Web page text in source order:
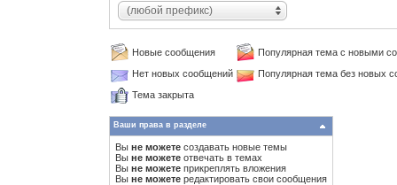
(любой префикс)
Новые сообщения
Популярная тема с новыми
Нет новых сообщений
Популярная тема без новых
Тема закрыта
Ваши права в разделе
Вы не можете создавать новые темы
Вы не можете отвечать в темах
Вы не можете прикреплять вложения
Вы не можете редактировать свои сообщения